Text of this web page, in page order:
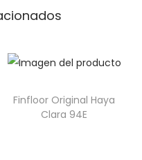
Finfloor Original Haya
Clara 94E